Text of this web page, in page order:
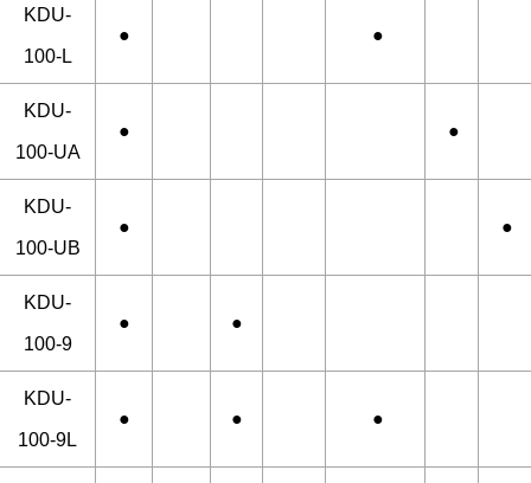
KDU-
100-L
● ●
KDU-
100-UA
● ●
KDU-
100-UB
● ●
KDU-
100-9
● ●
KDU-
100-9L
● ● ●